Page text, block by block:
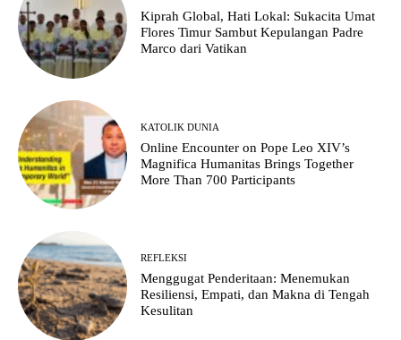
Kiprah Global, Hati Lokal: Sukacita Umat
Flores Timur Sambut Kepulangan Padre
Marco dari Vatikan
KATOLIK DUNIA
Online Encounter on Pope Leo XIV’s
Magnifica Humanitas Brings Together
More Than 700 Participants
REFLEKSI
Menggugat Penderitaan: Menemukan
Resiliensi, Empati, dan Makna di Tengah
Kesulitan